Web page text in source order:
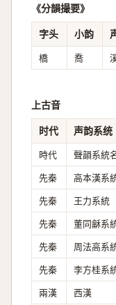
《分韻撮要》
字头
小韵
橋 喬
上古音
时代
声韵系统
時代 聲韻系統
先秦
高本漢系
先秦
王力系統
先秦
董同龢系
先秦
周法高系
先秦
李方桂系
兩漢
西漢